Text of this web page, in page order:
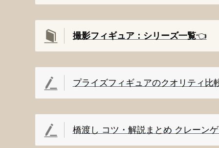
撮影フィギュア：シリーズ一覧👈️
プライズフィギュアのクオリティ比
橋渡し コツ・解説まとめ クレーン